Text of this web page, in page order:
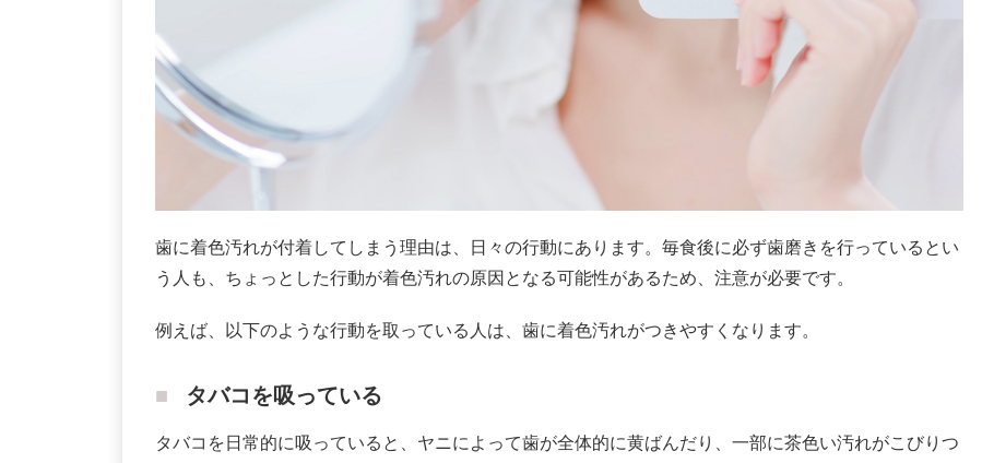
歯に着色汚れが付着してしまう理由は、日々の行動にあります。毎食後に必ず歯磨きを行っているとい
う人も、ちょっとした行動が着色汚れの原因となる可能性があるため、注意が必要です。
例えば、以下のような行動を取っている人は、歯に着色汚れがつきやすくなります。
タバコを吸っている
タバコを日常的に吸っていると、ヤニによって歯が全体的に黄ばんだり、一部に茶色い汚れがこびりつ